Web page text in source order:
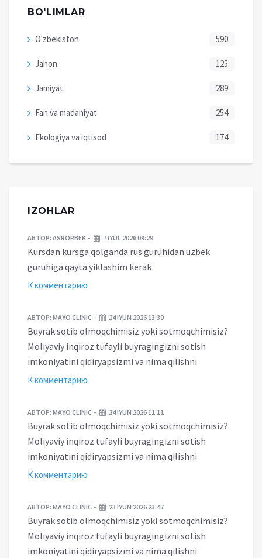
BO'LIMLAR
O'zbekiston 590
Jahon 125
Jamiyat 289
Fan va madaniyat 254
Ekologiya va iqtisod 174
IZOHLAR
АВТОР: ASRORBEK 7 IYUL 2026 09:29
Kursdan kursga qolganda rus guruhidan uzbek
guruhiga qayta yiklashim kerak
К комментарию
АВТОР: MAYO CLINIC 24 IYUN 2026 13:39
Buyrak sotib olmoqchimisiz yoki sotmoqchimisiz?
Moliyaviy inqiroz tufayli buyragingizni sotish
imkoniyatini qidiryapsizmi va nima qilishni
К комментарию
АВТОР: MAYO CLINIC 24 IYUN 2026 11:11
Buyrak sotib olmoqchimisiz yoki sotmoqchimisiz?
Moliyaviy inqiroz tufayli buyragingizni sotish
imkoniyatini qidiryapsizmi va nima qilishni
К комментарию
АВТОР: MAYO CLINIC 23 IYUN 2026 23:47
Buyrak sotib olmoqchimisiz yoki sotmoqchimisiz?
Moliyaviy inqiroz tufayli buyragingizni sotish
imkoniyatini qidiryapsizmi va nima qilishni